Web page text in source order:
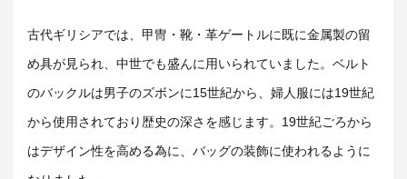
古代ギリシアでは、甲冑・靴・革ゲートルに既に金属製の留
め具が見られ、中世でも盛んに用いられていました。ベルト
のバックルは男子のズボンに15世紀から、婦人服には19世紀
から使用されており歴史の深さを感じます。19世紀ごろから
はデザイン性を高める為に、バッグの装飾に使われるように